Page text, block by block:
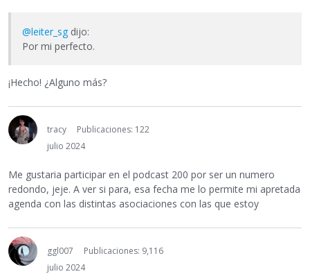
@leiter_sg dijo:
Por mi perfecto.
¡Hecho! ¿Alguno más?
tracy
Publicaciones: 122
julio 2024
Me gustaria participar en el podcast 200 por ser un numero
redondo, jeje. A ver si para, esa fecha me lo permite mi apretada
agenda con las distintas asociaciones con las que estoy
ggl007
Publicaciones: 9,116
julio 2024